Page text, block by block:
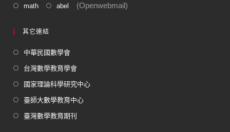
math abel (Openwebmail)
其它連結
中華民國數學會
台灣數學教育學會
國家理論科學研究中心
臺師大數學教育中心
臺灣數學教育期刊